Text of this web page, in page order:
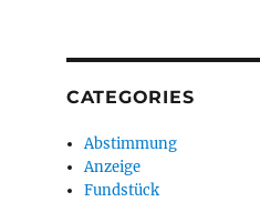
CATEGORIES
Abstimmung
Anzeige
Fundstück